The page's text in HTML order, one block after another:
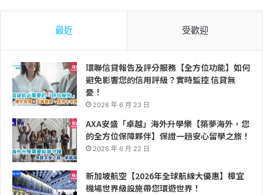
最近 受歡迎
環聯信貸報告及評分服務【全方位功能】如何
避免影響您的信用評級？實時監控 信貸無
憂！
2026 年 6 月 23 日
AXA安盛「卓越」海外升學樂【築夢海外，您
的全方位保障夥伴】保證一趟安心留學之旅！
2026 年 6 月 22 日
新加坡航空【2026年全球航線大優惠】樟宜
機場世界級設施帶您環遊世界！